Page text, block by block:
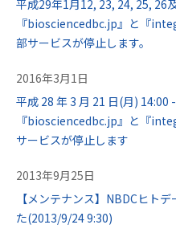
平成29年1月12, 23, 24, 25, 26
『biosciencedbc.jp』と『
部サービスが停止します。
2016年3月1日
平成 28 年 3 月 21 日(月) 14:00
『biosciencedbc.jp』と『
サービスが停止します
2013年9月25日
【メンテナンス】NBDCヒト
た(2013/9/24 9:30)